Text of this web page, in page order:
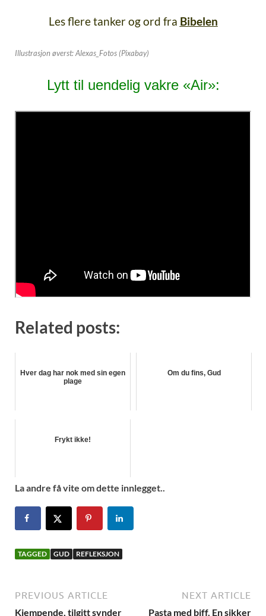
Les flere tanker og ord fra Bibelen
Illustrasjon øverst: Alexas_Fotos (Pixabay)
Lytt til uendelig vakre «Air»:
Related posts:
Hver dag har nok med sin egen
plage
Om du fins, Gud
Frykt ikke!
La andre få vite om dette innlegget..
TAGGED GUD REFLEKSJON
PREVIOUS ARTICLE
Kjempende, tilgitt synder
NEXT ARTICLE
Pasta med biff. En sikker